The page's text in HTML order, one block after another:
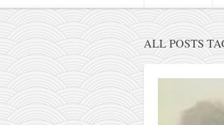
internet poslovanje
ishranom do zdravlja
moj haiku
momenti i mesta
bonus sadržaj
ALL POSTS